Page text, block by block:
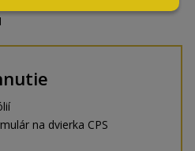
na dvierka CPS